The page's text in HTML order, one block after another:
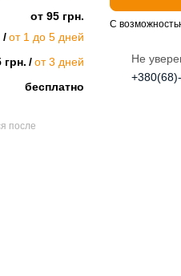
от 95 грн.
от 1 до 5 дней
грн.
от 3 дней
бесплатно
после
С
Не